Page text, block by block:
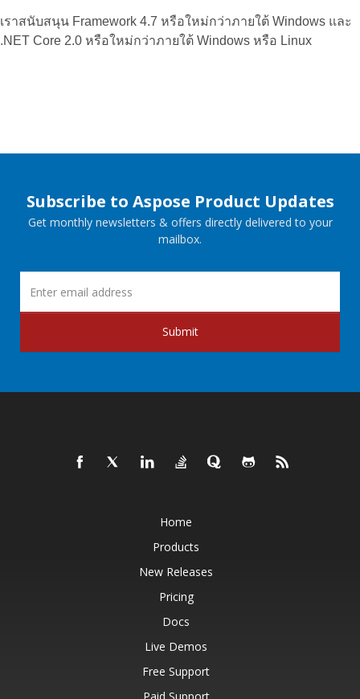
เราสนับสนุน Framework 4.7 หรือใหม่กว่าภายใต้ Windows และ
.NET Core 2.0 หรือใหม่กว่าภายใต้ Windows หรือ Linux
Subscribe to Aspose Product Updates
Get monthly newsletters & offers directly delivered to your
mailbox.
Submit
Home
Products
New Releases
Pricing
Docs
Live Demos
Free Support